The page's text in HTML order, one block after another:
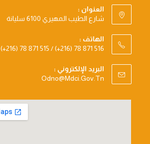
العنوان :
شارع الطيب المهيري 6100 سليانة
الهاتف :
(+216) 78 871 515 / (+216) 78 871 516
البريد الإلكتروني :
Odno@mdci.gov.tn
Opens
Application